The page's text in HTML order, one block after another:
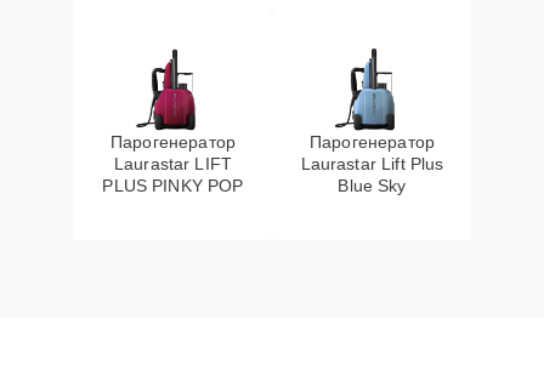
Парогенератор
Laurastar LIFT
PLUS PINKY POP
Парогенератор
Laurastar Lift Plus
Blue Sky